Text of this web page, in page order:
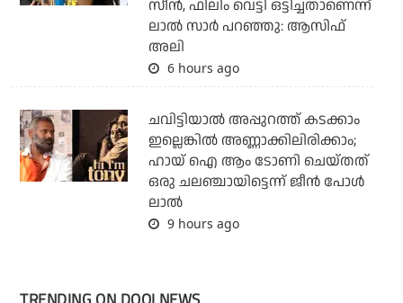
സീന്‍, ഫിലിം വെട്ടി ഒട്ടിച്ചതാണെന്ന്
ലാല്‍ സാര്‍ പറഞ്ഞു: ആസിഫ്
അലി
6 hours ago
ചവിട്ടിയാല്‍ അപ്പുറത്ത് കടക്കാം
ഇല്ലെങ്കില്‍ അണ്ണാക്കിലിരിക്കാം;
ഹായ് ഐ ആം ടോണി ചെയ്തത്
ഒരു ചലഞ്ചായിട്ടെന്ന് ജീന്‍ പോള്‍
ലാല്‍
9 hours ago